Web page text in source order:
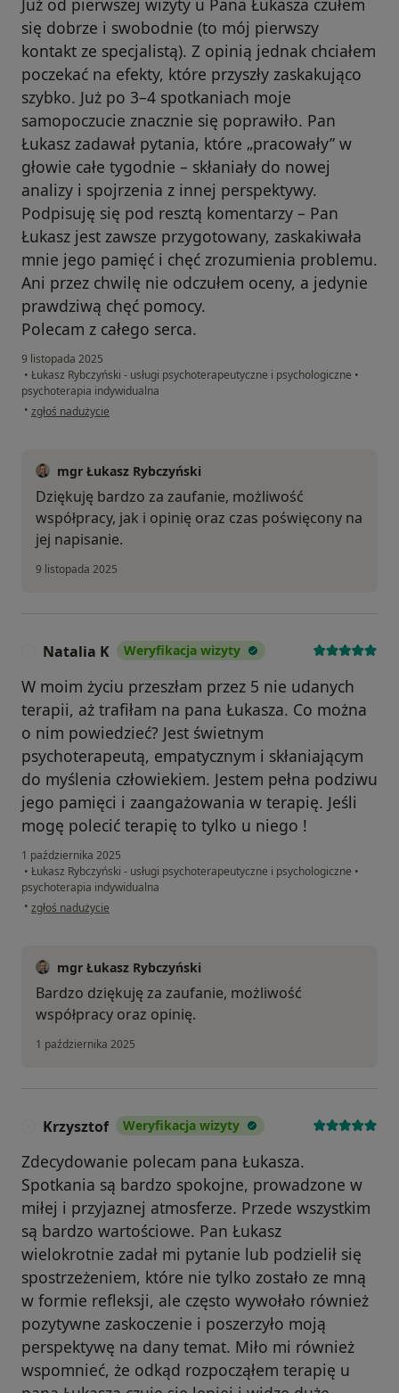
Już od pierwszej wizyty u Pana Łukasza czułem
się dobrze i swobodnie (to mój pierwszy
kontakt ze specjalistą). Z opinią jednak chciałem
poczekać na efekty, które przyszły zaskakująco
szybko. Już po 3–4 spotkaniach moje
samopoczucie znacznie się poprawiło. Pan
Łukasz zadawał pytania, które „pracowały” w
głowie całe tygodnie – skłaniały do nowej
analizy i spojrzenia z innej perspektywy.
Podpisuję się pod resztą komentarzy – Pan
Łukasz jest zawsze przygotowany, zaskakiwała
mnie jego pamięć i chęć zrozumienia problemu.
Ani przez chwilę nie odczułem oceny, a jedynie
prawdziwą chęć pomocy.
Polecam z całego serca.
9 listopada 2025
• Łukasz Rybczyński - usługi psychoterapeutyczne i psychologiczne •
psychoterapia indywidualna
• w opinii użytkownika Marcin D.
zgłoś nadużycie
mgr Łukasz Rybczyński
Dziękuję bardzo za zaufanie, możliwość
współpracy, jak i opinię oraz czas poświęcony na
jej napisanie.
9 listopada 2025
Natalia K Weryfikacja wizyty
W moim życiu przeszłam przez 5 nie udanych
terapii, aż trafiłam na pana Łukasza. Co można
o nim powiedzieć? Jest świetnym
psychoterapeutą, empatycznym i skłaniającym
do myślenia człowiekiem. Jestem pełna podziwu
jego pamięci i zaangażowania w terapię. Jeśli
mogę polecić terapię to tylko u niego !
1 października 2025
• Łukasz Rybczyński - usługi psychoterapeutyczne i psychologiczne •
psychoterapia indywidualna
• w opinii użytkownika Natalia K
zgłoś nadużycie
mgr Łukasz Rybczyński
Bardzo dziękuję za zaufanie, możliwość
współpracy oraz opinię.
1 października 2025
Krzysztof Weryfikacja wizyty
Zdecydowanie polecam pana Łukasza.
Spotkania są bardzo spokojne, prowadzone w
miłej i przyjaznej atmosferze. Przede wszystkim
są bardzo wartościowe. Pan Łukasz
wielokrotnie zadał mi pytanie lub podzielił się
spostrzeżeniem, które nie tylko zostało ze mną
w formie refleksji, ale często wywołało również
pozytywne zaskoczenie i poszerzyło moją
perspektywę na dany temat. Miło mi również
wspomnieć, że odkąd rozpocząłem terapię u